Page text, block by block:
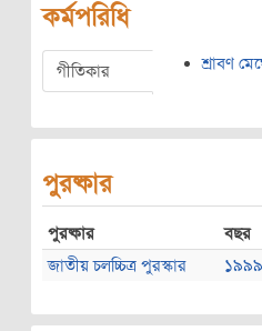
কর্মপরিধি
গীতিকার শ্রাবণ
পুরষ্কার
পুরষ্কার
বছর
জাতীয় চলচ্চিত্র পুরস্কার
১৯৯৯